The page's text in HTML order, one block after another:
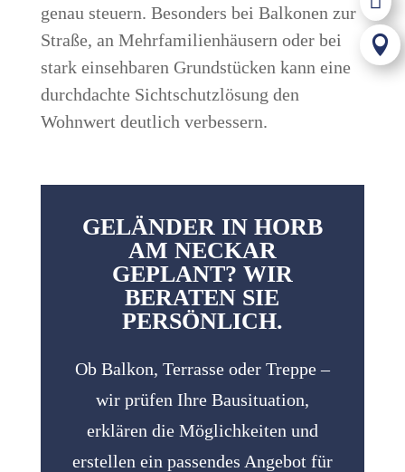
genau steuern. Besonders bei Balkonen zur
Straße, an Mehrfamilienhäusern oder bei
stark einsehbaren Grundstücken kann eine
durchdachte Sichtschutzlösung den
Wohnwert deutlich verbessern.
GELÄNDER IN HORB
AM NECKAR
GEPLANT? WIR
BERATEN SIE
PERSÖNLICH.
Ob Balkon, Terrasse oder Treppe –
wir prüfen Ihre Bausituation,
erklären die Möglichkeiten und
erstellen ein passendes Angebot für
